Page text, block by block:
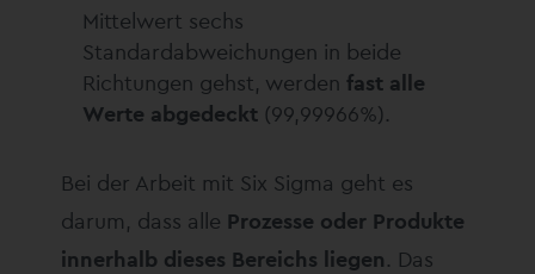
Mittelwert sechs
Standardabweichungen in beide
Richtungen gehst, werden fast alle
Werte abgedeckt (99,99966%).
Bei der Arbeit mit Six Sigma geht es
darum, dass alle Prozesse oder Produkte
innerhalb dieses Bereichs liegen. Das